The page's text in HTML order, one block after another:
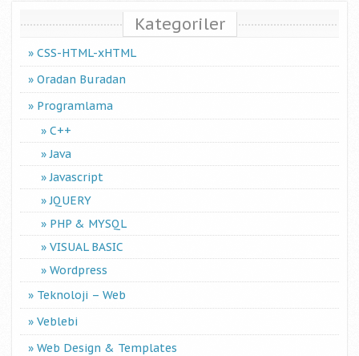
Kategoriler
CSS-HTML-xHTML
Oradan Buradan
Programlama
C++
Java
Javascript
JQUERY
PHP & MYSQL
VISUAL BASIC
Wordpress
Teknoloji – Web
Veblebi
Web Design & Templates